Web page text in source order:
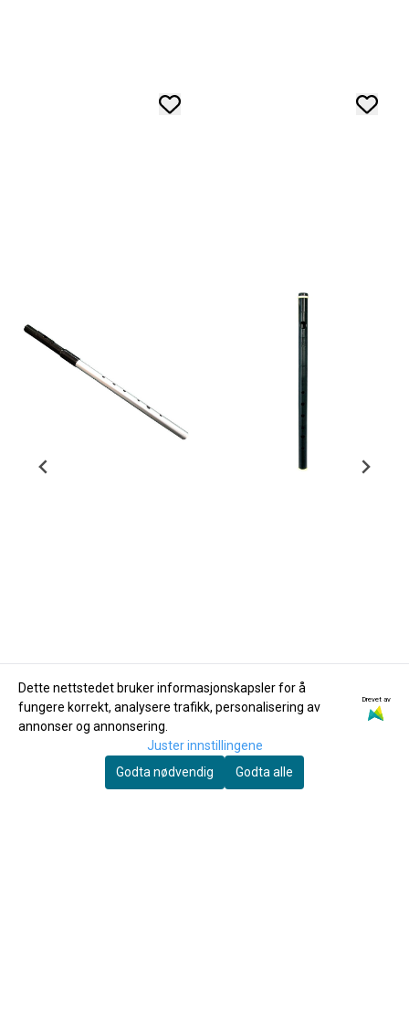
Tony Dixon
Tony Dixon DX108Bb
Stembar Alt-fløyte i
Bb-dur, aluminium
Soprano high D
Piccolo-fløyte
265,-
Dette nettstedet bruker informasjonskapsler for å
fungere korrekt, analysere trafikk, personalisering av
annonser og annonsering.
Drevet av
Juster innstillingene
Godta nødvendig
Godta alle